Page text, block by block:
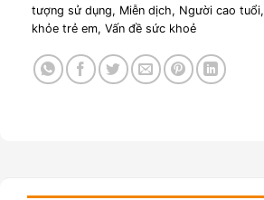
tượng sử dụng, Miễn dịch, Người cao tuổi,
khỏe trẻ em, Vấn đề sức khoẻ